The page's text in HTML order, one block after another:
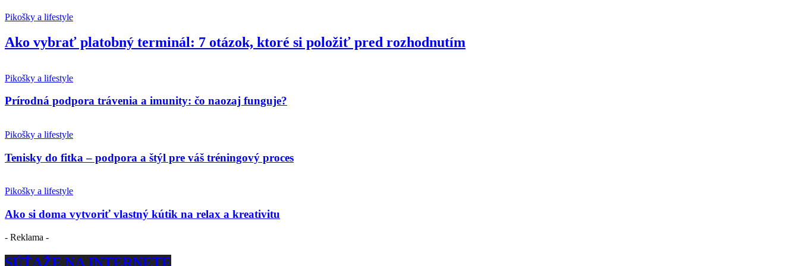
Pikošky a lifestyle
Ako vybrať platobný terminál: 7 otázok, ktoré si položiť pred rozhodnutím
Pikošky a lifestyle
Prírodná podpora trávenia a imunity: čo naozaj funguje?
Pikošky a lifestyle
Tenisky do fitka – podpora a štýl pre váš tréningový proces
Pikošky a lifestyle
Ako si doma vytvoriť vlastný kútik na relax a kreativitu
- Reklama -
SÚŤAŽE NA INTERNETE